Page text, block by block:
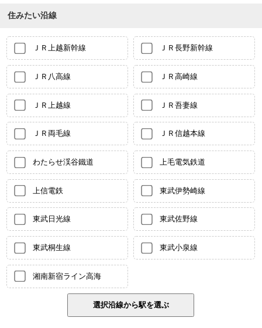
住みたい沿線
ＪＲ上越新幹線 ＪＲ長野新幹線
ＪＲ八高線 ＪＲ高崎線
ＪＲ上越線 ＪＲ吾妻線
ＪＲ両毛線 ＪＲ信越本線
わたらせ渓谷鐵道 上毛電気鉄道
上信電鉄 東武伊勢崎線
東武日光線 東武佐野線
東武桐生線 東武小泉線
湘南新宿ライン高海